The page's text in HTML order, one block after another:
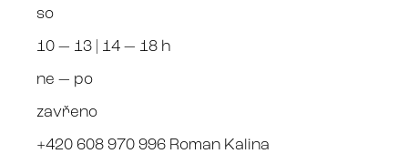
so
10 — 13 | 14 — 18 h
ne — po
zavřeno
+420 608 970 996 Roman Kalina